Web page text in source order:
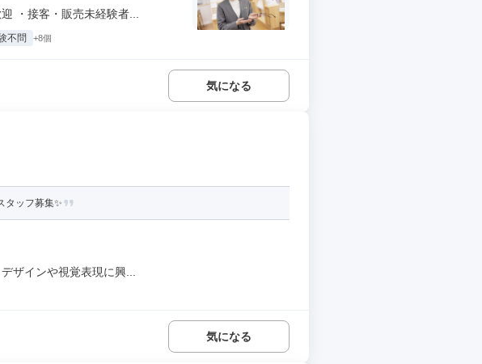
・接客・販売未経験者...
不問 +8個
気になる
タッフ募集✨
ザインや視覚表現に興...
気になる